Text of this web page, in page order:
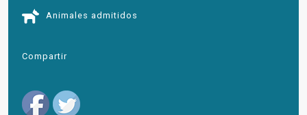
Animales admitidos
Compartir